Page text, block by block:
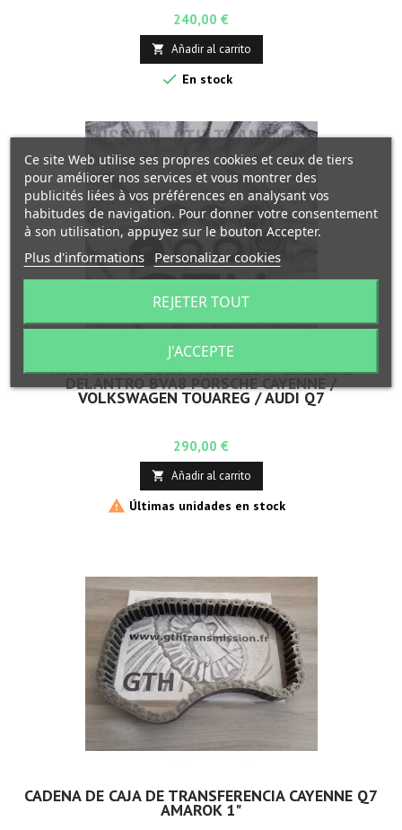
Precio
240,00 €
 Añadir al carrito
 En stock
MASTER KIT DECK FRONTALDIFFERENCIAL
DELANTRO BVA8 PORSCHE CAYENNE /
VOLKSWAGEN TOUAREG / AUDI Q7
Precio
290,00 €
 Añadir al carrito
 Últimas unidades en stock
CADENA DE CAJA DE TRANSFERENCIA CAYENNE Q7
AMAROK 1"
Ce site Web utilise ses propres cookies et ceux de tiers
pour améliorer nos services et vous montrer des
publicités liées à vos préférences en analysant vos
habitudes de navigation. Pour donner votre consentement
à son utilisation, appuyez sur le bouton Accepter.
Plus d'informations Personalizar cookies
REJETER TOUT
J'ACCEPTE